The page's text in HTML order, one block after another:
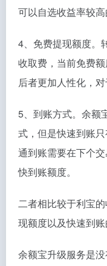
可以自选收益率较高
4、免费提现额度。
收取费，当前免费
后者更加人性化，
5、到账方式。余额
式，但是快速到账
通到账需要在下个
快到账额度。
二者相比较于利宝
现额度以及快速到账
余额宝升级服务是